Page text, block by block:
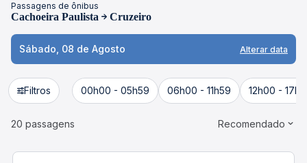
Passagens de ônibus
Cachoeira Paulista Cruzeiro
Sábado, 08 de Agosto Alterar data
Filtros 00h00 - 05h59 06h00 - 11h59 12h00 -
20 passagens Recomendado